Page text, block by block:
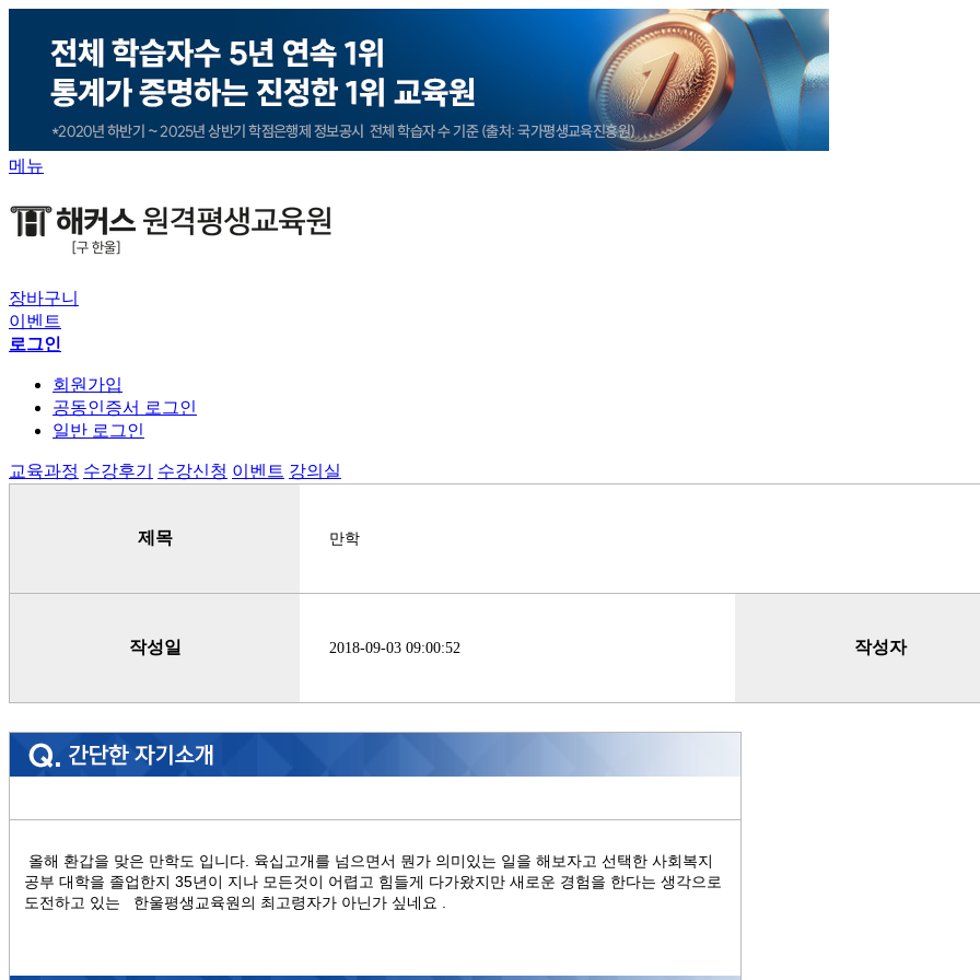
메뉴
장바구니
이벤트
로그인
회원가입
공동인증서 로그인
일반 로그인
교육과정 수강후기 수강신청 이벤트 강의실
제목 만학
작성일 2018-09-03 09:00:52 작성자
올해 환갑을 맞은 만학도 입니다. 육십고개를 넘으면서 뭔가 의미있는 일을 해보자고 선택한 사회복지
공부 대학을 졸업한지 35년이 지나 모든것이 어렵고 힘들게 다가왔지만 새로운 경험을 한다는 생각으로
도전하고 있는 한울평생교육원의 최고령자가 아닌가 싶네요 .